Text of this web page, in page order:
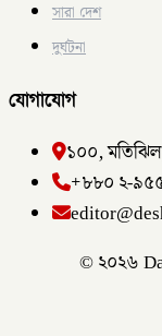
সারা দেশ
দুর্ঘটনা
যোগাযোগ
১০০,
+৮৮০ ২-
© ২০২৬